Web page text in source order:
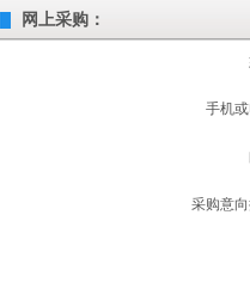
网上采购：
手机
采购意